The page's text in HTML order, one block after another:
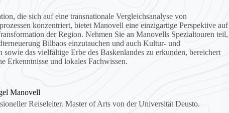
die sich auf eine transnationale Vergleichsanalyse von
konzentriert, bietet Manovell eine einzigartige Perspektive auf
der Region. Nehmen Sie an Manovells Spezialtouren teil,
Bilbaos einzutauchen und auch Kultur- und
sowie das vielfältige Erbe des Baskenlandes zu erkunden, bereichert
Erkenntnisse und lokales Fachwissen.
Manovell
Reiseleiter. Master of Arts von der Universität Deusto.